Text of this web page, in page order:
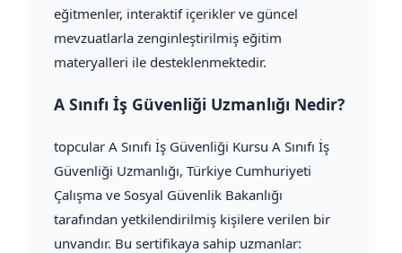
eğitmenler, interaktif içerikler ve güncel
mevzuatlarla zenginleştirilmiş eğitim
materyalleri ile desteklenmektedir.
A Sınıfı İş Güvenliği Uzmanlığı Nedir?
topcular A Sınıfı İş Güvenliği Kursu A Sınıfı İş
Güvenliği Uzmanlığı, Türkiye Cumhuriyeti
Çalışma ve Sosyal Güvenlik Bakanlığı
tarafından yetkilendirilmiş kişilere verilen bir
unvandır. Bu sertifikaya sahip uzmanlar: